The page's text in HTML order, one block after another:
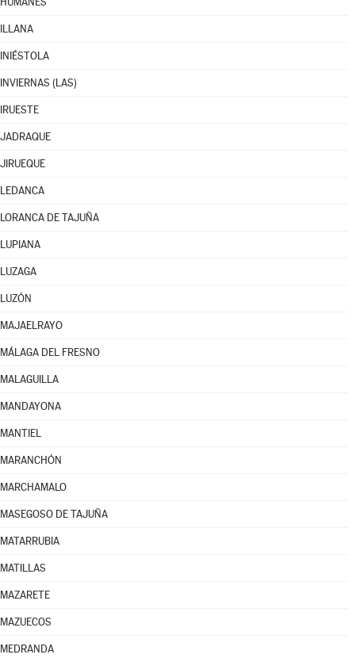
ILLANA
INIÉSTOLA
INVIERNAS (LAS)
IRUESTE
JADRAQUE
JIRUEQUE
LEDANCA
LORANCA DE TAJUÑA
LUPIANA
LUZAGA
LUZÓN
MAJAELRAYO
MÁLAGA DEL FRESNO
MALAGUILLA
MANDAYONA
MANTIEL
MARANCHÓN
MARCHAMALO
MASEGOSO DE TAJUÑA
MATARRUBIA
MATILLAS
MAZARETE
MAZUECOS
MEDRANDA